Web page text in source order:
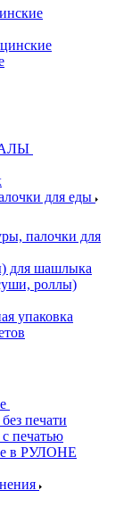
для еды
палочки для
для шашлыка
роллы)
упаковка
печати
печатью
в РУЛОНЕ